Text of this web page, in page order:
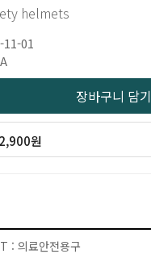
helmets
11-01
장바구니 담기
원
T : 의료안전용구